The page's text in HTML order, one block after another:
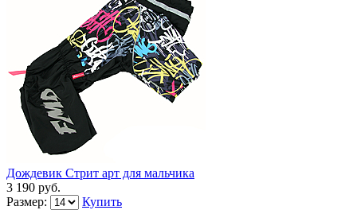
Дождевик Стрит арт для мальчика
3 190 руб.
Размер:
Купить